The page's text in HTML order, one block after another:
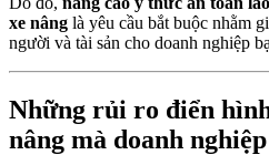
xe nâng là yêu cầu bắt buộc nhằm
người và tài sản cho doanh nghiệp
Những rủi ro điển
nâng mà doanh